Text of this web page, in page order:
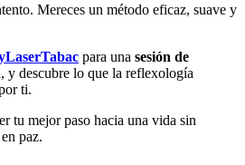
Mereces un método eficaz, suave y
para una sesión de
, y descubre lo que la reflexología
ti.
tu mejor paso hacia una vida sin
paz.